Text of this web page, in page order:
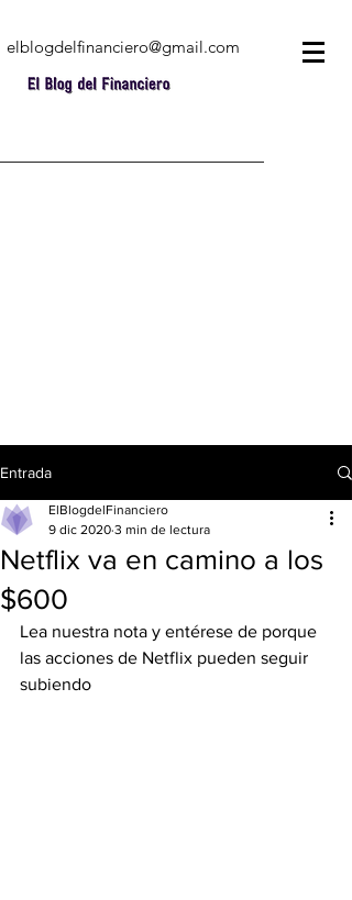
elblogdelfinanciero@gmail.com
Entrada
Netflix va en camino a los
$600
ElBlogdelFinanciero
9 dic 2020 3 min de lectura
Lea nuestra nota y entérese de porque
las acciones de Netflix pueden seguir
subiendo